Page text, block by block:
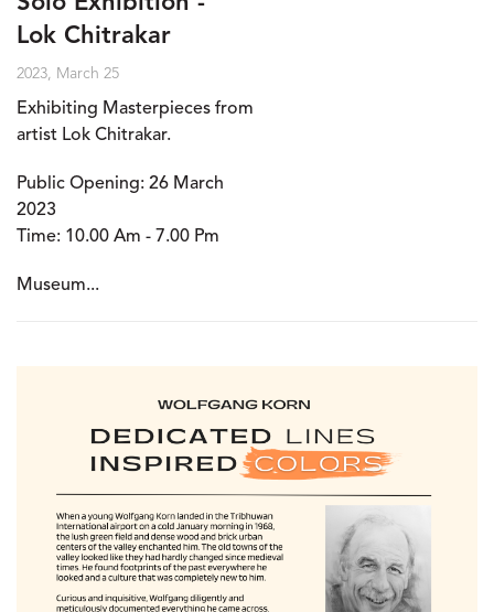
Lok Chitrakar
2023, March 25
Exhibiting Masterpieces from
artist Lok Chitrakar.
Public Opening: 26 March
2023
Time: 10.00 Am - 7.00 Pm
Museum...